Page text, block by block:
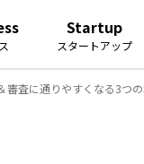
Startup
スタートアップ
査に通りやすくなる3つ